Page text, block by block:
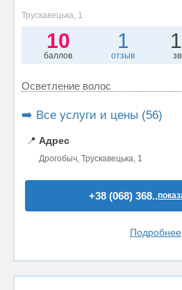
Трускавецька, 1
10
баллов
1
отзыв
Осветление волос
➡️ Все услуги и цены (56)
📍 Адрес
Дрогобыч, Трускавецька, 1
+38 (068) 368..
Подробнее